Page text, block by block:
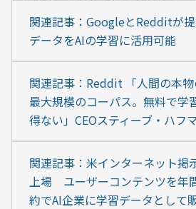
関連記事：GoogleとRedditが
データをAIの学習に活用可能
関連記事：Reddit 「人間の本
最大規模のコーパス。無料で学
得ない」CEOスティーブ・ハフ
関連記事：米インターネット掲
上場　ユーザーコンテンツを年
約でAI企業に学習データとして